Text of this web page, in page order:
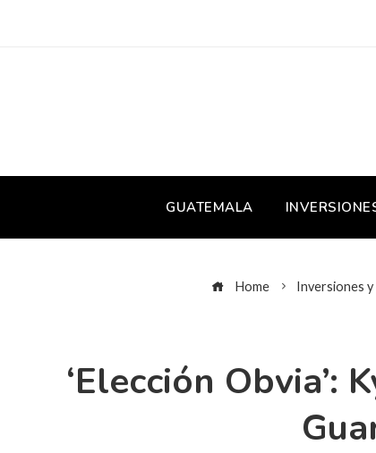
GUATEMALA
Home Inversiones
‘Elección Obvia’: